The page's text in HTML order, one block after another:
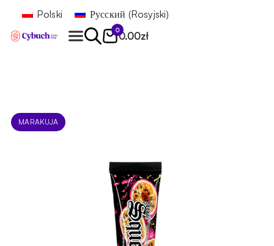
Polski Русский (Rosyjski)
0
0.00zł
MARAKUJA